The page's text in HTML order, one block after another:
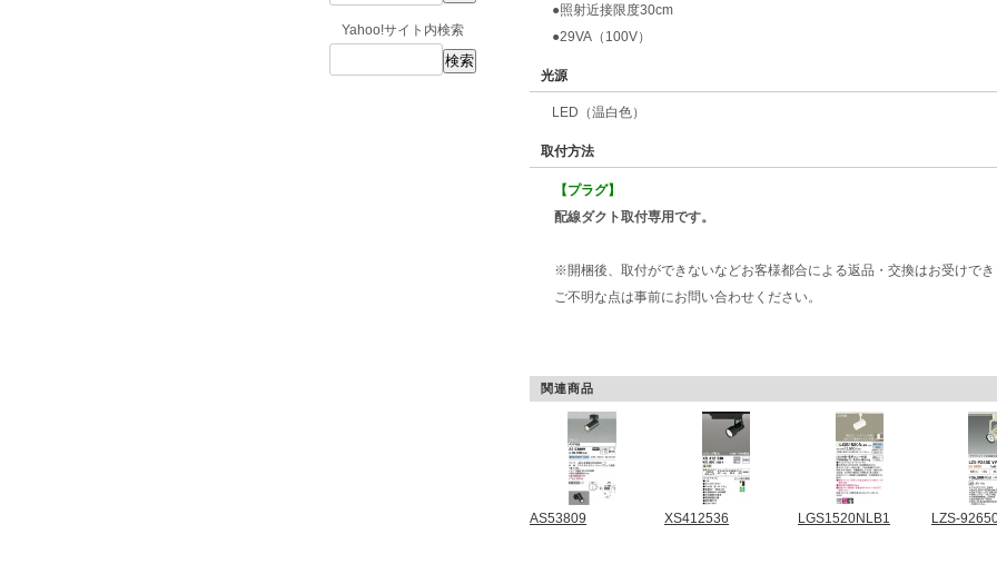
Yahoo!サイト内検索
●照射近接限度30cm
●29VA（100V）
光源
LED（温白色）
取付方法
【プラグ】
配線ダクト取付専用です。
※開梱後、取付ができないなどお客様都合による返品・交換はお受けで
ご不明な点は事前にお問い合わせください。
関連商品
AS53809 XS412536 LGS1520NLB1 LZS-